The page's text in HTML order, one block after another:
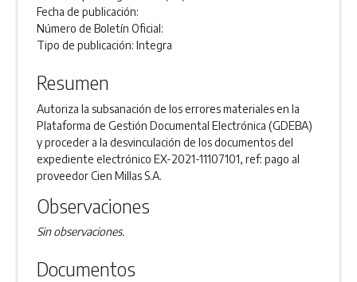
Fecha de publicación:
Número de Boletín Oficial:
Tipo de publicación:Integra
Resumen
Autoriza la subsanación de los errores materiales en la
Plataforma de Gestión Documental Electrónica (GDEBA)
y proceder a la desvinculación de los documentos del
expediente electrónico EX-2021-11107101, ref: pago al
proveedor Cien Millas S.A.
Observaciones
Sin observaciones.
Documentos